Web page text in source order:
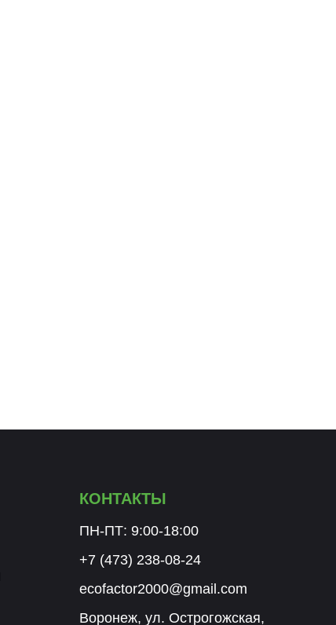
КОНТАКТЫ
ПН-ПТ: 9:00-18:00
+7 (473) 238-08-24
ecofactor2000@gmail.com
Воронеж, ул. Острогожская,